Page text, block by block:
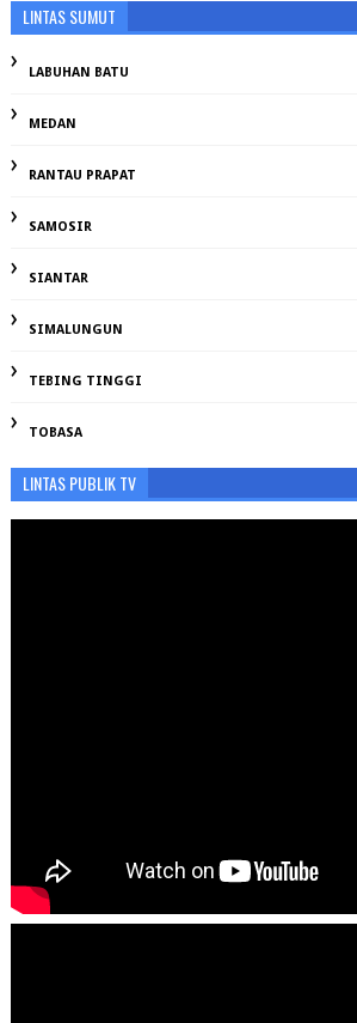
LINTAS SUMUT
LABUHAN BATU
MEDAN
RANTAU PRAPAT
SAMOSIR
SIANTAR
SIMALUNGUN
TEBING TINGGI
TOBASA
LINTAS PUBLIK TV